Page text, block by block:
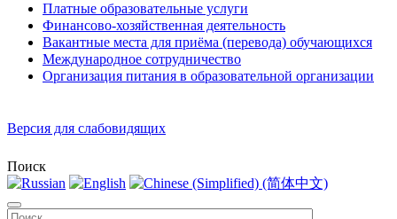
Платные образовательные услуги
Финансово-хозяйственная деятельность
Вакантные места для приёма (перевода) обучающихся
Международное сотрудничество
Организация питания в образовательной организации
Версия для слабовидящих
Поиск